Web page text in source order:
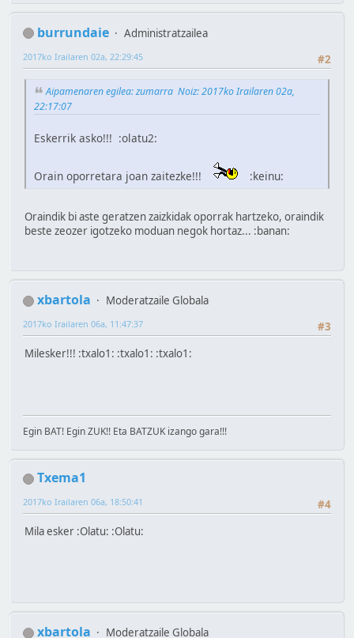
burrundaie
Administratzailea
#2
2017ko Irailaren 02a, 22:29:45
Aipamenaren egilea: zumarra Noiz: 2017ko Irailaren 02a,
22:17:07
Eskerrik asko!!! :olatu2:
Orain oporretara joan zaitezke!!! :keinu:
Oraindik bi aste geratzen zaizkidak oporrak hartzeko, oraindik
beste zeozer igotzeko moduan negok hortaz... :banan:
xbartola
Moderatzaile Globala
#3
2017ko Irailaren 06a, 11:47:37
Milesker!!! :txalo1: :txalo1: :txalo1:
Egin BAT! Egin ZUK!! Eta BATZUK izango gara!!!
Txema1
#4
2017ko Irailaren 06a, 18:50:41
Mila esker :Olatu: :Olatu:
xbartola Moderatzaile Globala